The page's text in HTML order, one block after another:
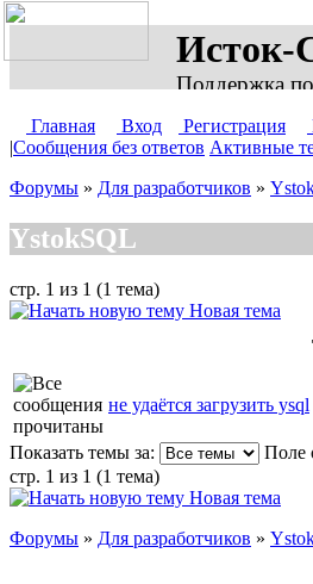
Поддержка
Главная Вход Регистрация
|Сообщения без ответов Активные
Форумы » Для разработчиков »
YstokSQL
стр. 1 из 1 (1 тема)
Новая тема
не удаётся загрузить ysql
Показать темы за:
Поле
стр. 1 из 1 (1 тема)
Новая тема
Форумы » Для разработчиков »